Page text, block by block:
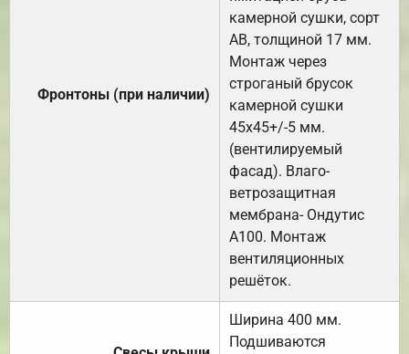
Фронтоны (при наличии)
камерной сушки, сорт
АВ, толщиной 17 мм.
Монтаж через
строганый брусок
камерной сушки
45х45+/-5 мм.
(вентилируемый
фасад). Влаго-
ветрозащитная
мембрана- Ондутис
А100. Монтаж
вентиляционных
решёток.
Ширина 400 мм.
Подшиваются